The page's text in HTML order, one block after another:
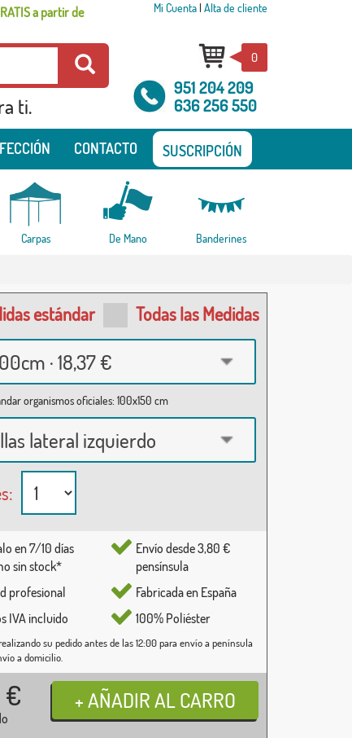
a partir de
Mi Cuenta| Alta de cliente
ti.
0
951 204 209
636 256 550
CONTACTO SUSCRIPCIÓN
Carpas De Mano Banderines
estándar Todas las Medidas
· 18,37 €
organismos oficiales: 100x150 cm
lateral izquierdo
en 7/10 días
sin stock*
profesional
IVA incluido
Envío desde 3,80 €
pensínsula
Fabricada en España
100% Poliéster
su pedido antes de las 12:00 para envío a península
a domicilio.
€